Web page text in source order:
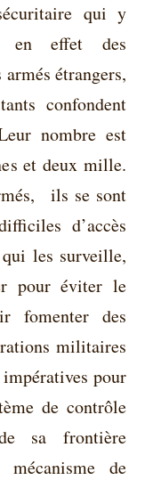
qui y
en effet des
étrangers,
confondent
nombre est
et deux mille.
ils se sont
d’accès
les surveille,
pour éviter le
fomenter des
militaires
pour
de contrôle
sa frontière
de